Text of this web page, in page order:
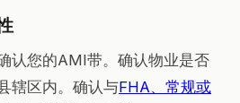
认您的AMI带。确认物业是否
辖区内。确认与FHA、常规或